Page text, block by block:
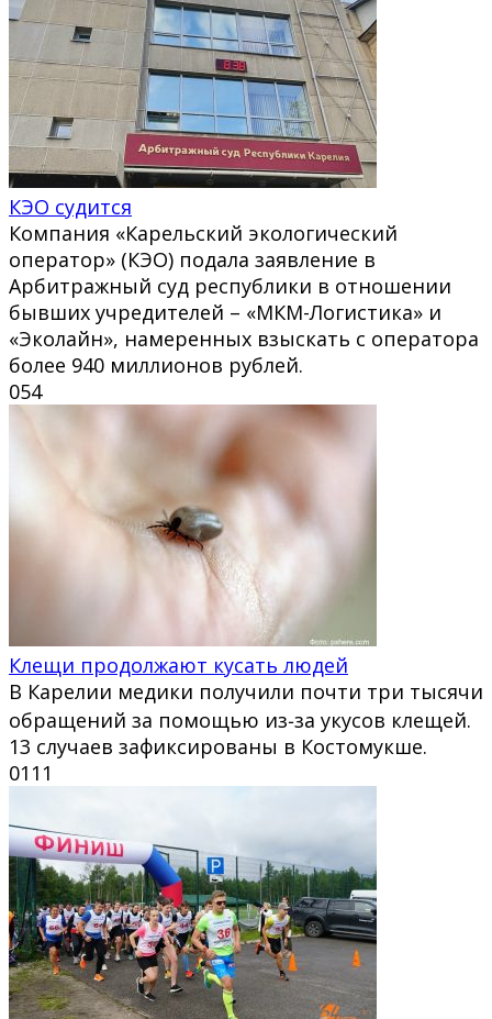
КЭО судится
Компания «Карельский экологический
оператор» (КЭО) подала заявление в
Арбитражный суд республики в отношении
бывших учредителей – «МКМ-Логистика» и
«Эколайн», намеренных взыскать с оператора
более 940 миллионов рублей.
054
Клещи продолжают кусать людей
В Карелии медики получили почти три тысячи
обращений за помощью из‑за укусов клещей.
13 случаев зафиксированы в Костомукше.
0111